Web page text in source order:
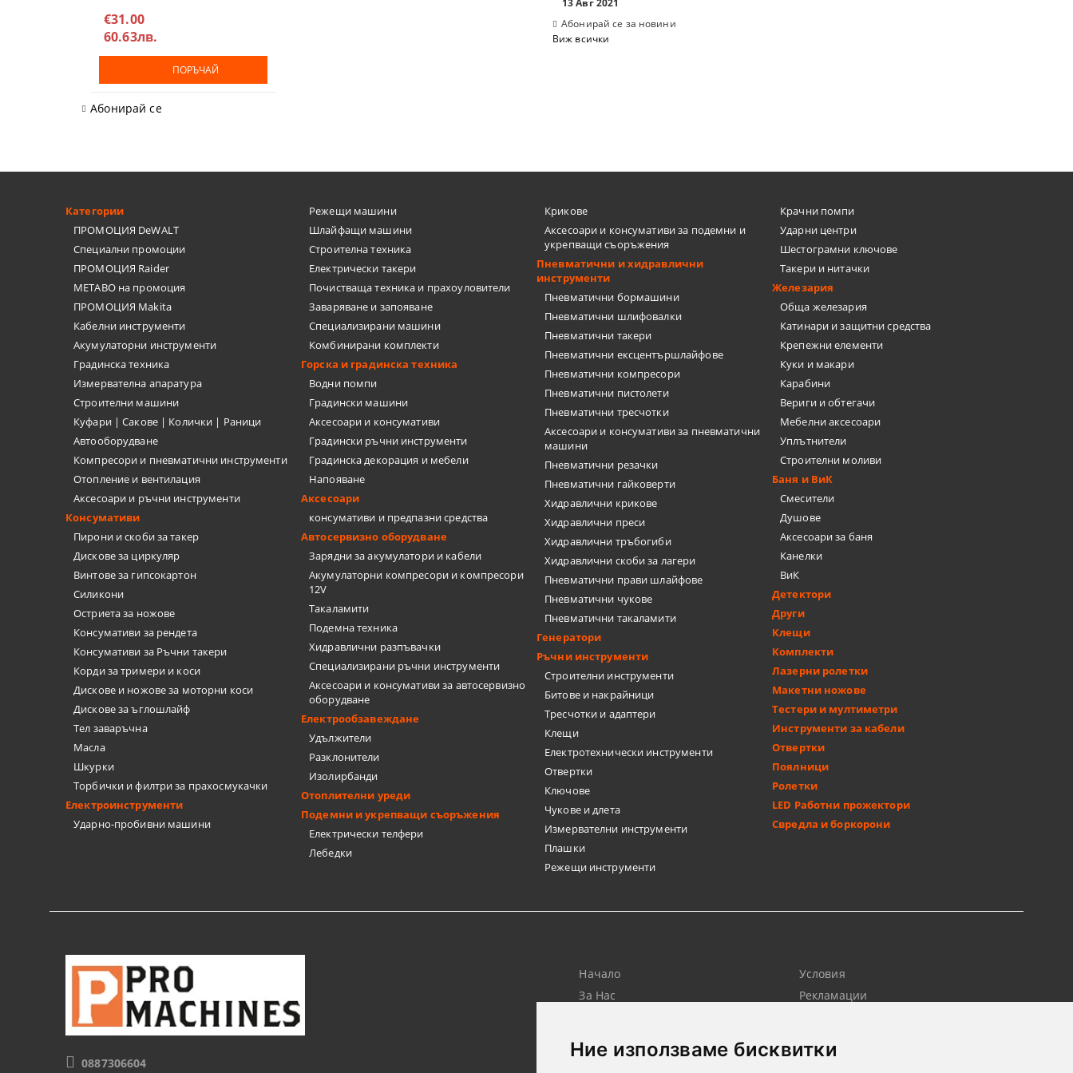
Ние използваме бисквитки
ПИСТОЛЕТИ ЗА СИЛИКОН
ШАБЛОНИ
АКСЕСОАРИ ЗА ВОДОСТРУЙКИ
БОРКОРОНИ, ФРЕЗИ, ЩАНЦИ, ЗЕНКЕРИ
ТЕЛЕНИ ЧЕТКИ
НИТАЧКИ
МЕНГЕМЕТА
ПАТРОННИЦИ
БРАДВИ
КАТИНАРИ
€31.00
60.63лв.
ПОРЪЧАЙ
Абонирай се
Абонирай се за новини
Виж всички
Категории
ПРОМОЦИЯ DeWALT
Специални промоции
ПРОМОЦИЯ Raider
METABO на промоция
ПРОМОЦИЯ Makita
Кабелни инструменти
Акумулаторни инструменти
Градинска техника
Измервателна апаратура
Строителни машини
Куфари | Сакове | Колички | Раници
Автооборудване
Компресори и пневматични инструменти
Отопление и вентилация
Аксесоари и ръчни инструменти
Консумативи
Пирони и скоби за такер
Дискове за циркуляр
Винтове за гипсокартон
Силикони
Остриета за ножове
Консумативи за рендета
Консумативи за Ръчни такери
Корди за тримери и коси
Дискове и ножове за моторни коси
Дискове за ъглошлайф
Тел заваръчна
Масла
Шкурки
Торбички и филтри за прахосмукачки
Електроинструменти
Ударно-пробивни машини
Режещи машини
Шлайфащи машини
Строителна техника
Електрически такери
Почистваща техника и прахоуловители
Заваряване и запояване
Специализирани машини
Комбинирани комплекти
Горска и градинска техника
Водни помпи
Градински машини
Аксесоари и консумативи
Градински ръчни инструменти
Градинска декорация и мебели
Напояване
Аксесоари
консумативи и предпазни средства
Автосервизно оборудване
Зарядни за акумулатори и кабели
Акумулаторни компресори и компресори
12V
Такаламити
Подемна техника
Хидравлични разпъвачки
Специализирани ръчни инструменти
Аксесоари и консумативи за автосервизно
оборудване
Електрообзавеждане
Удължители
Разклонители
Изолирбанди
Отоплителни уреди
Подемни и укрепващи съоръжения
Електрически телфери
Лебедки
Крикове
Аксесоари и консумативи за подемни и
укрепващи съоръжения
Пневматични и хидравлични
инструменти
Пневматични бормашини
Пневматични шлифовалки
Пневматични такери
Пневматични ексцентършлайфове
Пневматични компресори
Пневматични пистолети
Пневматични тресчотки
Аксесоари и консумативи за пневматични
машини
Пневматични резачки
Пневматични гайковерти
Хидравлични крикове
Хидравлични преси
Хидравлични тръбогиби
Хидравлични скоби за лагери
Пневматични прави шлайфове
Пневматични чукове
Пневматични такаламити
Генератори
Ръчни инструменти
Строителни инструменти
Битове и накрайници
Тресчотки и адаптери
Клещи
Електротехнически инструменти
Отвертки
Ключове
Чукове и длета
Измервателни инструменти
Плашки
Режещи инструменти
Крачни помпи
Ударни центри
Шестограмни ключове
Такери и нитачки
Железария
Обща железария
Катинари и защитни средства
Крепежни елементи
Куки и макари
Карабини
Вериги и обтегачи
Мебелни аксесоари
Уплътнители
Строителни моливи
Баня и ВиК
Смесители
Душове
Аксесоари за баня
Канелки
ВиК
Детектори
Други
Клещи
Комплекти
Лазерни ролетки
Макетни ножове
Тестери и мултиметри
Инструменти за кабели
Отвертки
Поялници
Ролетки
LED Работни прожектори
Свредла и боркорони
0887306604
Начало
За Нас
Лични Данни
Условия
Рекламации